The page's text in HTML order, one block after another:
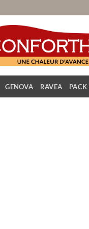
GENOVA RAVEA PACK